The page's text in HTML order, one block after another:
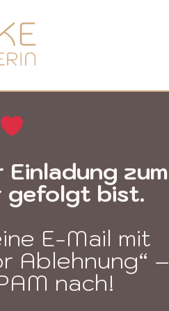
Einladung zum
gefolgt bist.
E-Mail mit
Ablehnung“ –
nach!